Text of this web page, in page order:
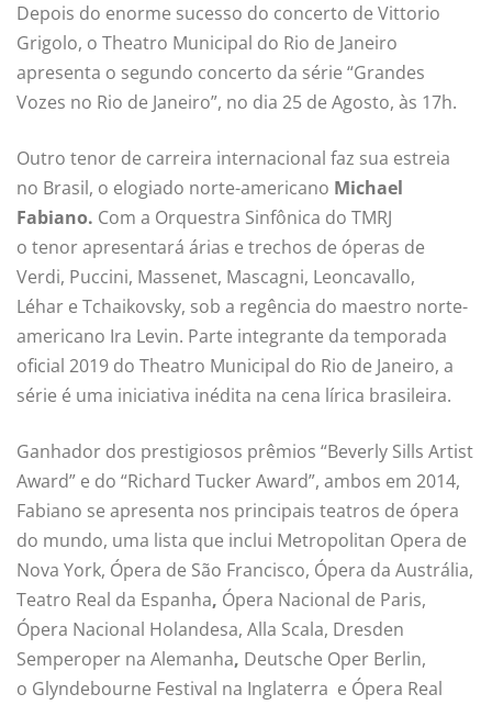
Depois do enorme sucesso do concerto de Vittorio
Grigolo, o Theatro Municipal do Rio de Janeiro
apresenta o segundo concerto da série “Grandes
Vozes no Rio de Janeiro”, no dia 25 de Agosto, às 17h.
Outro tenor de carreira internacional faz sua estreia
no Brasil, o elogiado norte-americano Michael
Fabiano. Com a Orquestra Sinfônica do TMRJ
o tenor apresentará árias e trechos de óperas de
Verdi, Puccini, Massenet, Mascagni, Leoncavallo,
Léhar e Tchaikovsky, sob a regência do maestro norte-
americano Ira Levin. Parte integrante da temporada
oficial 2019 do Theatro Municipal do Rio de Janeiro, a
série é uma iniciativa inédita na cena lírica brasileira.
Ganhador dos prestigiosos prêmios “Beverly Sills Artist
Award” e do “Richard Tucker Award”, ambos em 2014,
Fabiano se apresenta nos principais teatros de ópera
do mundo, uma lista que inclui Metropolitan Opera de
Nova York, Ópera de São Francisco, Ópera da Austrália,
Teatro Real da Espanha, Ópera Nacional de Paris,
Ópera Nacional Holandesa, Alla Scala, Dresden
Semperoper na Alemanha, Deutsche Oper Berlin,
o Glyndebourne Festival na Inglaterra e Ópera Real